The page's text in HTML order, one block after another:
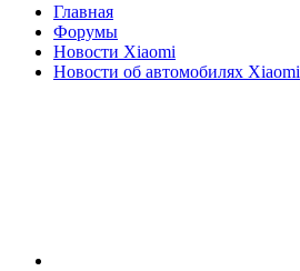
Главная
Форумы
Новости Xiaomi
Новости об автомобилях Xiaomi